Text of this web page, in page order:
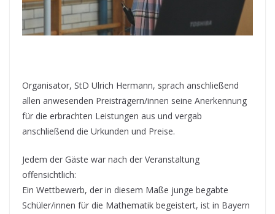
Organisator, StD Ulrich Hermann, sprach anschließend
allen anwesenden Preisträgern/innen seine Anerkennung
für die erbrachten Leistungen aus und vergab
anschließend die Urkunden und Preise.
Jedem der Gäste war nach der Veranstaltung
offensichtlich:
Ein Wettbewerb, der in diesem Maße junge begabte
Schüler/innen für die Mathematik begeistert, ist in Bayern